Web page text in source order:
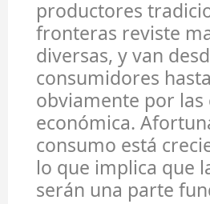
productores
fronteras reviste
diversas, y van
consumidores
obviamente por las
económica.
consumo está
lo que implica que
serán una parte